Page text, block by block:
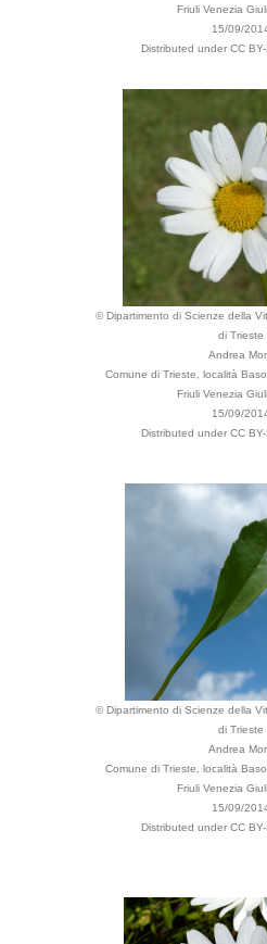
Friuli Venezia
15/09/
Distributed under CC
© Dipartimento di Scienze della
di Trieste
Andrea
Comune di Trieste, località
Friuli Venezia
15/09/
Distributed under CC
© Dipartimento di Scienze della
di Trieste
Andrea
Comune di Trieste, località
Friuli Venezia
15/09/
Distributed under CC